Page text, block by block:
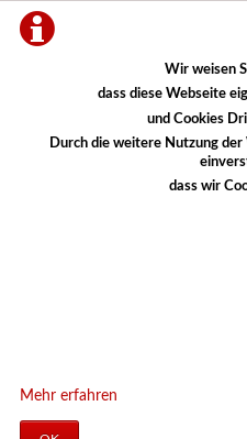
Wir weisen
dass diese Webseite
und Cookies
Durch die weitere Nutzung
dass wir
Mehr erfahren